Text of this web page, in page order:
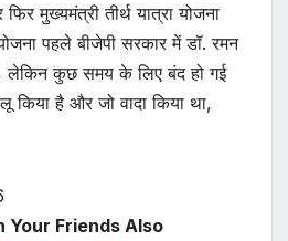
मुख्यमंत्री तीर्थ यात्रा योजना
पहले बीजेपी सरकार में डॉ. रमन
लेकिन कुछ समय के लिए बंद हो गई
है और जो वादा किया था,
Your Friends Also